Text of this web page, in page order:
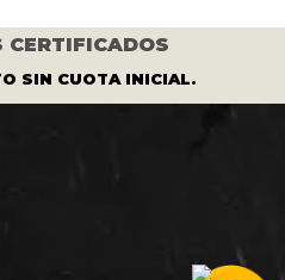
CERTIFICADOS
SIN CUOTA INICIAL.